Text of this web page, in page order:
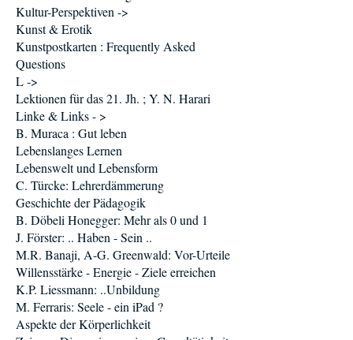
Kultur-Perspektiven ->
Kunst & Erotik
Kunstpostkarten : Frequently Asked
Questions
L ->
Lektionen für das 21. Jh. ; Y. N. Harari
Linke & Links - >
B. Muraca : Gut leben
Lebenslanges Lernen
Lebenswelt und Lebensform
C. Türcke: Lehrerdämmerung
Geschichte der Pädagogik
B. Döbeli Honegger: Mehr als 0 und 1
J. Förster: .. Haben - Sein ..
M.R. Banaji, A-G. Greenwald: Vor-Urteile
Willensstärke - Energie - Ziele erreichen
K.P. Liessmann: ..Unbildung
M. Ferraris: Seele - ein iPad ?
Aspekte der Körperlichkeit